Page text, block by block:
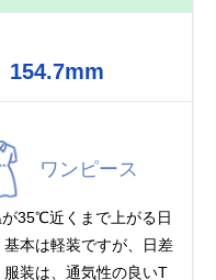
154.7mm
ワンピース
35℃近くまで上がる日
本は軽装ですが、日差
装は、通気性の良いT